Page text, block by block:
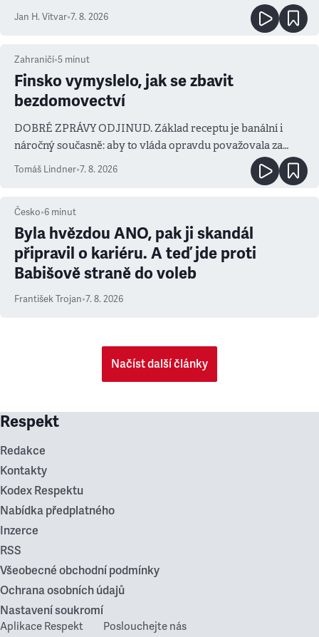
Jan H. Vitvar•7. 8. 2026
Zahraničí•5 minut
Finsko vymyslelo, jak se zbavit
bezdomovectví
DOBRÉ ZPRÁVY ODJINUD. Základ receptu je banální i
náročný současně: aby to vláda opravdu považovala za
Tomáš Lindner•7. 8. 2026
Česko•6 minut
Byla hvězdou ANO, pak ji skandál
připravil o kariéru. A teď jde proti
Babišově straně do voleb
František Trojan•7. 8. 2026
Načíst další články
Respekt
Redakce
Kontakty
Kodex Respektu
Nabídka předplatného
Inzerce
RSS
Všeobecné obchodní podmínky
Ochrana osobních údajů
Nastavení soukromí
Aplikace Respekt Poslouchejte nás